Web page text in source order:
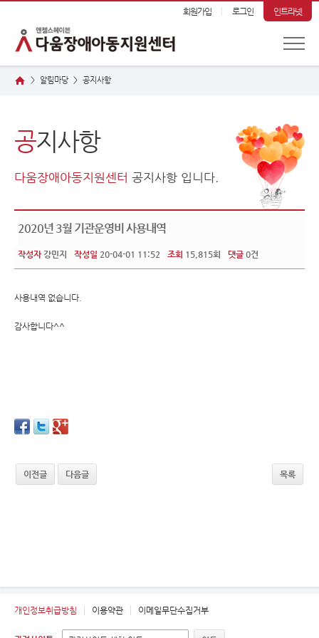
회원가입 로그인 인트라넷
> 알림마당 > 공지사항
공지사항
다움장애아동지원센터 공지사항 입니다.
2020년 3월 기관운영비 사용내역
작성자 강민지 작성일 20-04-01 11:52 조회 15,815회 댓글 0건
사용내역 없습니다.
감사합니다^^
이전글 다음글 목록
개인정보취급방침 이용약관 이메일무단수집거부